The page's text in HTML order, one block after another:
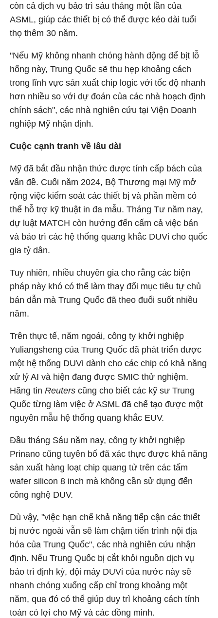
còn cả dịch vụ bảo trì sáu tháng một lần của
ASML, giúp các thiết bị có thể được kéo dài tuổi
thọ thêm 30 năm.
"Nếu Mỹ không nhanh chóng hành động để bịt lỗ
hổng này, Trung Quốc sẽ thu hẹp khoảng cách
trong lĩnh vực sản xuất chip logic với tốc độ nhanh
hơn nhiều so với dự đoán của các nhà hoạch định
chính sách", các nhà nghiên cứu tại Viện Doanh
nghiệp Mỹ nhận định.
Cuộc cạnh tranh về lâu dài
Mỹ đã bắt đầu nhận thức được tính cấp bách của
vấn đề. Cuối năm 2024, Bộ Thương mại Mỹ mở
rộng việc kiểm soát các thiết bị và phần mềm có
thể hỗ trợ kỹ thuật in đa mẫu. Tháng Tư năm nay,
dự luật MATCH còn hướng đến cấm cả việc bán
và bảo trì các hệ thống quang khắc DUVi cho quốc
gia tỷ dân.
Tuy nhiên, nhiều chuyên gia cho rằng các biện
pháp này khó có thể làm thay đổi mục tiêu tự chủ
bán dẫn mà Trung Quốc đã theo đuổi suốt nhiều
năm.
Trên thực tế, năm ngoái, công ty khởi nghiệp
Yuliangsheng của Trung Quốc đã phát triển được
một hệ thống DUVi dành cho các chip có khả năng
xử lý AI và hiện đang được SMIC thử nghiệm.
Hãng tin Reuters cũng cho biết các kỹ sư Trung
Quốc từng làm việc ở ASML đã chế tạo được một
nguyên mẫu hệ thống quang khắc EUV.
Đầu tháng Sáu năm nay, công ty khởi nghiệp
Prinano cũng tuyên bố đã xác thực được khả năng
sản xuất hàng loạt chip quang tử trên các tấm
wafer silicon 8 inch mà không cần sử dụng đến
công nghệ DUV.
Dù vậy, "việc hạn chế khả năng tiếp cận các thiết
bị nước ngoài vẫn sẽ làm chậm tiến trình nội địa
hóa của Trung Quốc", các nhà nghiên cứu nhận
định. Nếu Trung Quốc bị cắt khỏi nguồn dịch vụ
bảo trì định kỳ, đội máy DUVi của nước này sẽ
nhanh chóng xuống cấp chỉ trong khoảng một
năm, qua đó có thể giúp duy trì khoảng cách tính
toán có lợi cho Mỹ và các đồng minh.